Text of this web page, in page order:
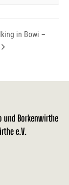
in Bowi –
und Borkenwirthe
e.V.